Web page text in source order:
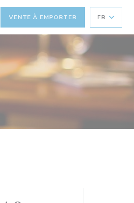
VENTE À EMPORTER FR